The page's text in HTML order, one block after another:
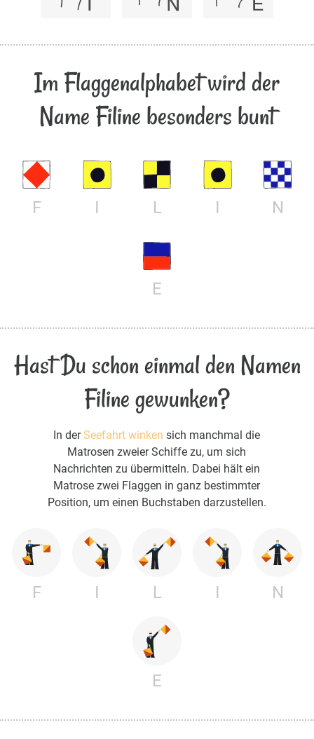
Im Flaggenalphabet wird der
Name Filine besonders bunt
F I L I N
E
Hast Du schon einmal den Namen
Filine gewunken?
In derSeefahrt winken sich manchmal die
Matrosen zweier Schiffe zu, um sich
Nachrichten zu übermitteln. Dabei hält ein
Matrose zwei Flaggen in ganz bestimmter
Position, um einen Buchstaben darzustellen.
F I L I N
E